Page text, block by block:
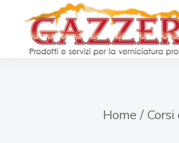
Home / Corsi